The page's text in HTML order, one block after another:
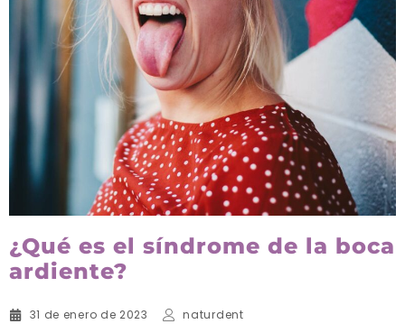
¿Qué es el síndrome de la boca
ardiente?
31 de enero de 2023 naturdent